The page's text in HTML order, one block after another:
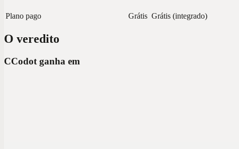
Plano pago Grátis Grátis (integrado)
O veredito
CCodot ganha em